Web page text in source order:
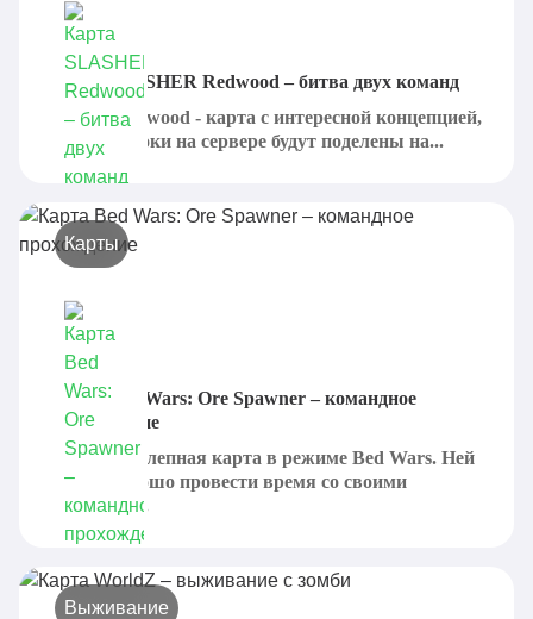
Карта SLASHER Redwood – битва двух команд
Slasher Redwood - карта с интересной концепцией,
где все игроки на сервере будут поделены на...
Карты
Карта Bed Wars: Ore Spawner – командное
прохождение
Это великолепная карта в режиме Bed Wars. Ней
можно хорошо провести время со своими
друзьями....
Выживание